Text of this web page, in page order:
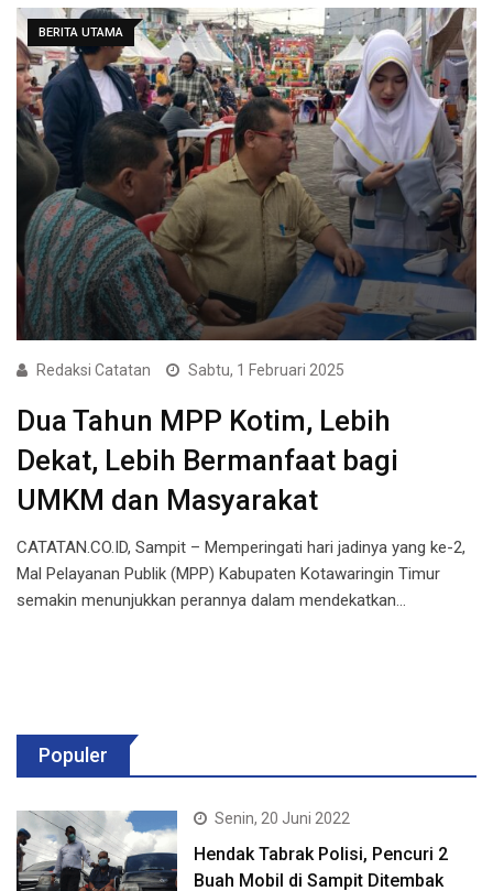
BERITA UTAMA
Redaksi Catatan Sabtu, 1 Februari 2025
Dua Tahun MPP Kotim, Lebih
Dekat, Lebih Bermanfaat bagi
UMKM dan Masyarakat
CATATAN.CO.ID, Sampit – Memperingati hari jadinya yang ke-2,
Mal Pelayanan Publik (MPP) Kabupaten Kotawaringin Timur
semakin menunjukkan perannya dalam mendekatkan…
Populer
Senin, 20 Juni 2022
Hendak Tabrak Polisi, Pencuri 2
Buah Mobil di Sampit Ditembak